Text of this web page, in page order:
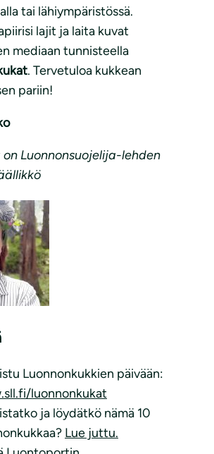
tai lähiympäristössä.
lajit ja laita kuvat
mediaan tunnisteella
. Tervetuloa kukkean
pariin!
Luonnonsuojelija-lehden
Luonnonkukkien päivään:
luonnonkukat
ja löydätkö nämä 10
Lue juttu.